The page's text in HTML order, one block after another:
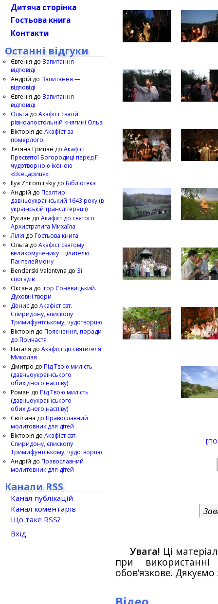
Увага! Ці
при
обов’язкове.
Дитяча сторінка
Гостьова книга
Контакти
Останні відгуки
Євгенія до Запитання —
відповіді
Андрій до Запитання —
відповіді
Євгенія до Запитання —
відповіді
Ольга до Акафіст святій
рівноапостольній княгині Ользі
Вікторія до Акафіст за
померлого
Тетяна Грицан до Акафіст
Пресвятої Богородиці перед Її
чудотворною іконою
«Всецариця»
Ilya Zhitomirskiy до Бібліотека
Андрій до Псалтир
давньоукраїнський 1643 року (в
українській транслітерації)
Руслан до Акафіст до святого
Архистратига Михаїла
Лілія до Гостьова книга
Ольга до Акафіст святому
великомученику і цілителю
Пантелеймону
Benderski Valentyna до Зі
спогадів
Оксана до Ігор Соневицький.
Духовні твори
Денис до Акафіст свт.
Спиридону, єпископу
Тримифунтському, чудотворцю
Вікторія до Пояснення, поради
до Причастя
Наталя до Акафіст до святителя
Миколая
Дмитро до Під Твою милість
(давньоукраїнського
обихідного наспіву)
Роман до Під Твою милість
(давньоукраїнського
обихідного наспіву)
Світлана до Православний
молитовник для дітей
Вікторія до Акафіст свт.
Спиридону, єпископу
Тримифунтському, чудотворцю
Андрій до Православний
молитовник для дітей
Канали RSS
Канал публікацій
Канал коментарів
Що таке RSS?
Вхід